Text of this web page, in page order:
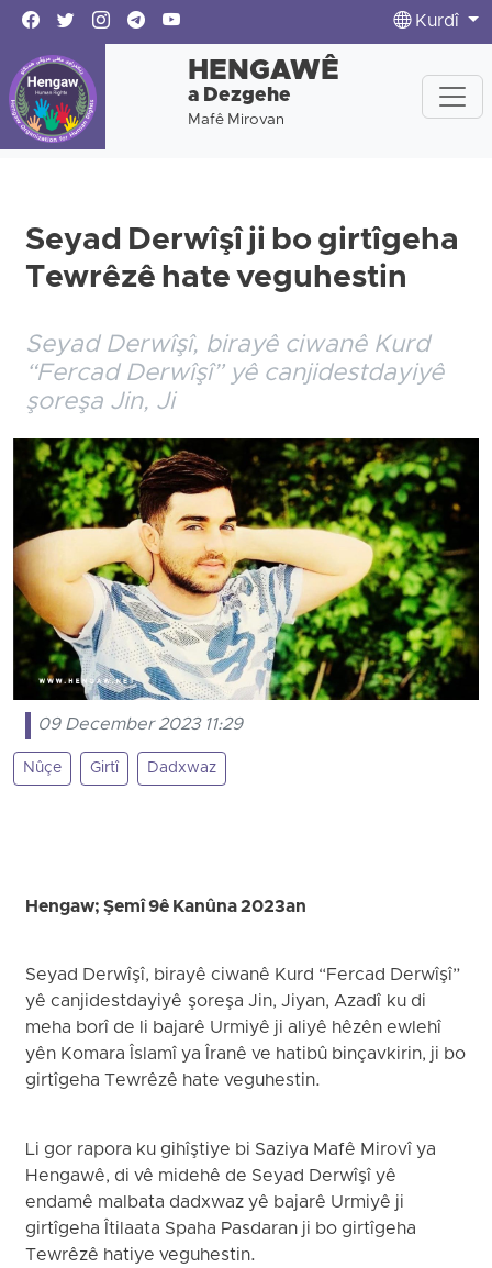
Kurdî
HENGAWÊ
a Dezgehe
Mafê Mirovan
Seyad Derwîşî ji bo girtîgeha
Tewrêzê hate veguhestin
Seyad Derwîşî, birayê ciwanê Kurd
“Fercad Derwîşî” yê canjidestdayiyê
şoreşa Jin, Ji
09 December 2023 11:29
Nûçe Girtî Dadxwaz
Hengaw; Şemî 9ê Kanûna 2023an
Seyad Derwîşî, birayê ciwanê Kurd “Fercad Derwîşî”
yê canjidestdayiyê şoreşa Jin, Jiyan, Azadî ku di
meha borî de li bajarê Urmiyê ji aliyê hêzên ewlehî
yên Komara Îslamî ya Îranê ve hatibû binçavkirin, ji bo
girtîgeha Tewrêzê hate veguhestin.
Li gor rapora ku gihîştiye bi Saziya Mafê Mirovî ya
Hengawê, di vê midehê de Seyad Derwîşî yê
endamê malbata dadxwaz yê bajarê Urmiyê ji
girtîgeha Îtilaata Spaha Pasdaran ji bo girtîgeha
Tewrêzê hatiye veguhestin.